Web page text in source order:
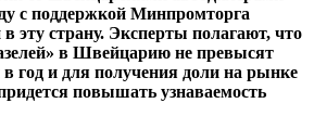
с поддержкой Минпромторга
эту страну. Эксперты полагают, что
в Швейцарию не превысят
в год и для получения доли на рынке
повышать узнаваемость